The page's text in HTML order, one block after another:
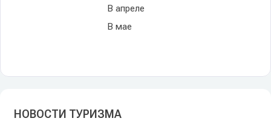
В апреле
В мае
НОВОСТИ ТУРИЗМА